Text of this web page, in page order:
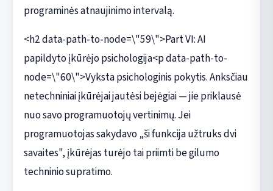
programinės atnaujinimo intervalą.
<h2 data-path-to-node=\"59\">Part VI: AI
papildyto įkūrėjo psichologija<p data-path-to-
node=\"60\">Vyksta psichologinis pokytis. Anksčiau
netechniniai įkūrėjai jautėsi bejėgiai — jie priklausė
nuo savo programuotojų vertinimų. Jei
programuotojas sakydavo „ši funkcija užtruks dvi
savaites", įkūrėjas turėjo tai priimti be gilumo
techninio supratimo.